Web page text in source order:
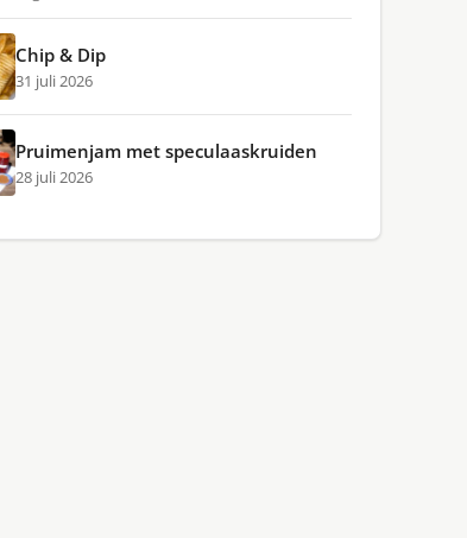
Chip & Dip
31 juli 2026
Pruimenjam met speculaaskruiden
28 juli 2026